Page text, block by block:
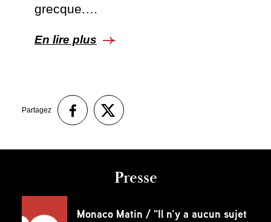
grecque.…
En lire plus
Partagez
Presse
Monaco Matin / "Il n’y a aucun sujet